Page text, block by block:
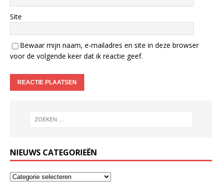
Site
Bewaar mijn naam, e-mailadres en site in deze browser
voor de volgende keer dat ik reactie geef.
NIEUWS CATEGORIEËN